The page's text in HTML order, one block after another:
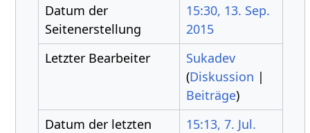
Datum der
Seitenerstellung
15:30, 13. Sep.
2015
Letzter Bearbeiter
Sukadev
(Diskussion |
Beiträge)
Datum der letzten
15:13, 7. Jul.